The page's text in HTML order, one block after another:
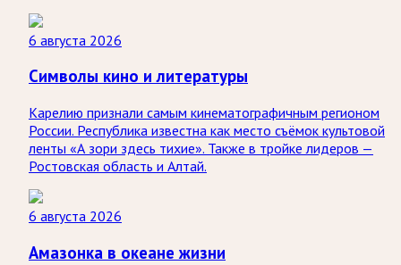
6 августа 2026
Символы кино и литературы
Карелию признали самым кинематографичным регионом
России. Республика известна как место съёмок культовой
ленты «А зори здесь тихие». Также в тройке лидеров —
Ростовская область и Алтай.
6 августа 2026
Амазонка в океане жизни